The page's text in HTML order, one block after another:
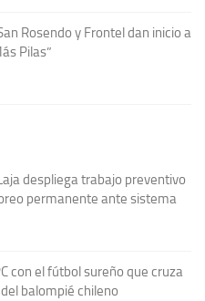
Rosendo y Frontel dan inicio a
Pilas”
despliega trabajo preventivo
permanente ante sistema
con el fútbol sureño que cruza
balompié chileno